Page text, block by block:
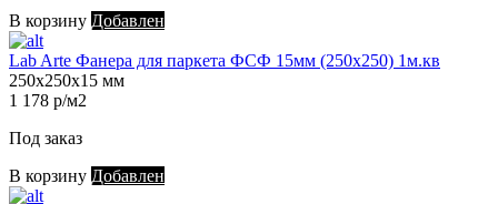
В корзину Добавлен
Lab Arte Фанера для паркета ФСФ 15мм (250х250) 1м.кв
250х250х15 мм
1 178 р/м2
Под заказ
В корзину Добавлен